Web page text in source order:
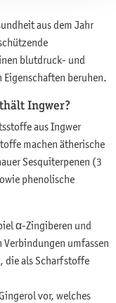
aus dem Jahr
blutdruck- und
beruhen.
Ingwer?
aus Ingwer
machen ätherische
Sesquiterpenen (3
phenolische
α-Zingiberen und
umfassen
die als Scharfstoffe
vor, welches